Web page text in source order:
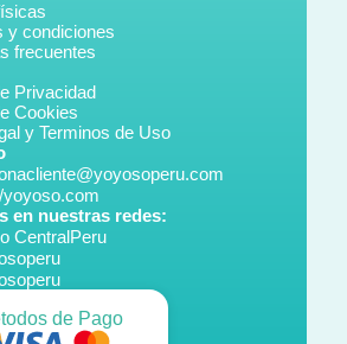
y condiciones
frecuentes
Privacidad
Cookies
y Terminos de Uso
yoyoso.com
en nuestras redes:
CentralPeru
de Pago